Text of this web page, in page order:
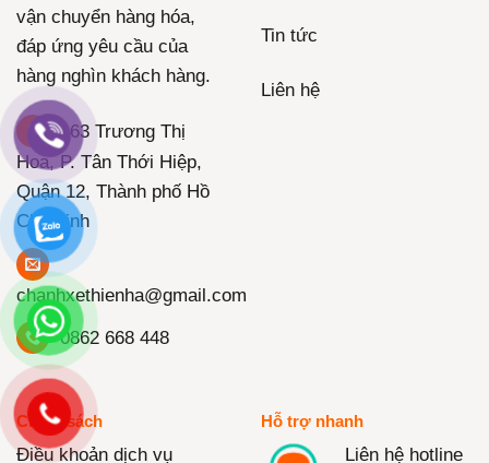
vận chuyển hàng hóa,
đáp ứng yêu cầu của
hàng nghìn khách hàng.
163 Trương Thị
Hoa, P. Tân Thới Hiệp,
Quận 12, Thành phố Hồ
Chí Minh
chanhxethienha@gmail.com
0862 668 448
Tin tức
Liên hệ
Chính sách
Điều khoản dịch vụ
Hỗ trợ nhanh
Liên hệ hotline